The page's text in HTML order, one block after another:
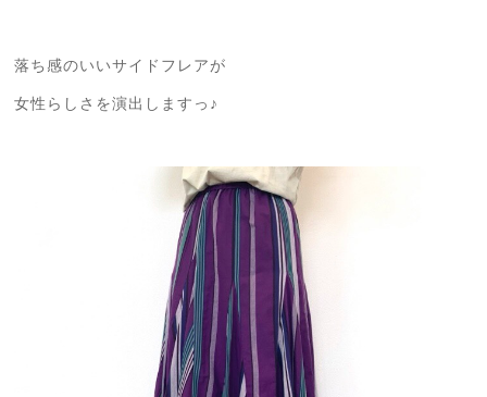
落ち感のいいサイドフレアが
女性らしさを演出しますっ♪